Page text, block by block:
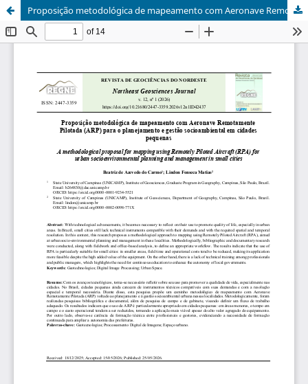
Proposição metodológica de mapeamento com Aeronave Remotamente Pilotada (ARP) para o planejamento e gestão socioambiental em cidades pequenas